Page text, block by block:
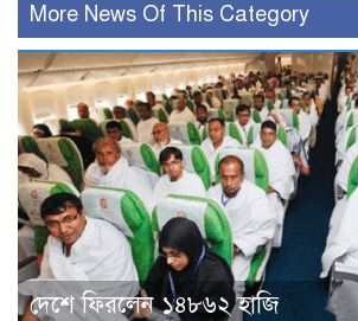
More News Of This Category
দেশে ফিরলেন ১৪৮৬২ হাজি